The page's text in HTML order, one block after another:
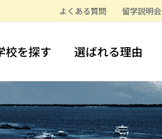
よくある質問 留学説明会
校を探す 選ばれる理由